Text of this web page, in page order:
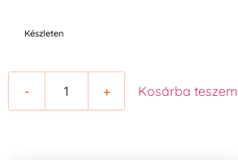
Készleten
- + Kosárba teszem